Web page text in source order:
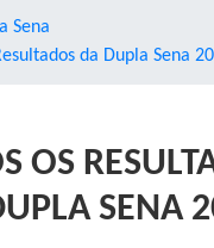
Sena
da Dupla Sena
OS
SENA